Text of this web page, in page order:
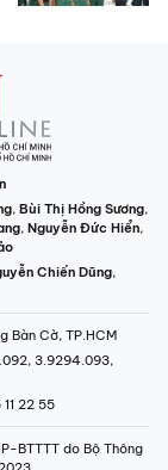
, Bùi Thị Hồng Sương,
, Nguyễn Đức Hiển,
Chiến Dũng,
Bàn Cờ, TP.HCM
3.9294.093,
22 55
BTTTT do Bộ Thông